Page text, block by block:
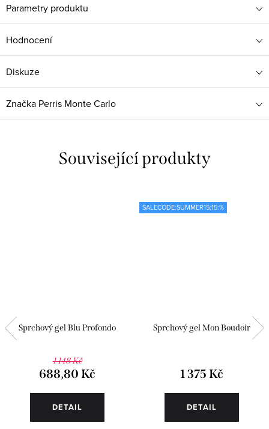
Parametry produktu
Hodnocení
Diskuze
Značka Perris Monte Carlo
Související produkty
Sprchový gel Blu Profondo
1 148 Kč
688,80 Kč
DETAIL
SALECODE:SUMMER15:15:%
Sprchový gel Mon Boudoir
1 375 Kč
DETAIL